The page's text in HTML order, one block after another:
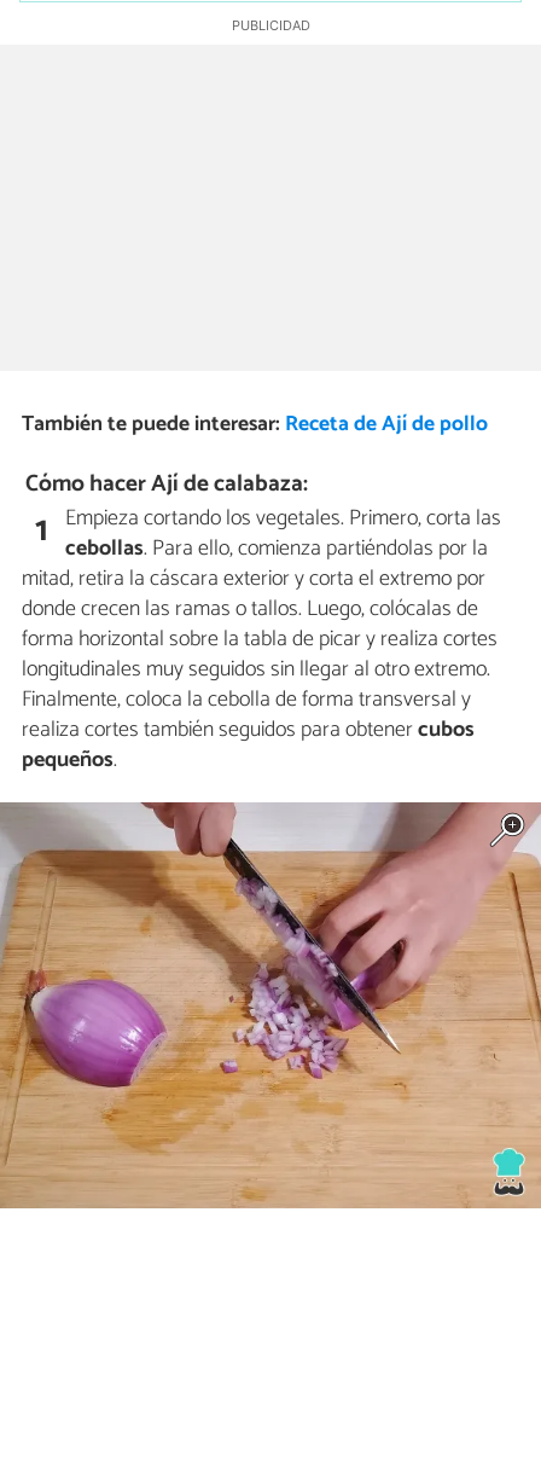
También te puede interesar: Receta de Ají de pollo
Cómo hacer Ají de calabaza:
1 Empieza cortando los vegetales. Primero, corta las
cebollas. Para ello, comienza partiéndolas por la
mitad, retira la cáscara exterior y corta el extremo por
donde crecen las ramas o tallos. Luego, colócalas de
forma horizontal sobre la tabla de picar y realiza cortes
longitudinales muy seguidos sin llegar al otro extremo.
Finalmente, coloca la cebolla de forma transversal y
realiza cortes también seguidos para obtenercubos
pequeños.